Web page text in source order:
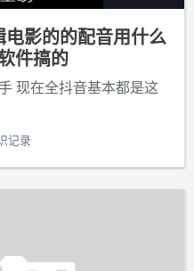
电影的的配音用什么
件搞的
现在全抖音基本都是这
记录